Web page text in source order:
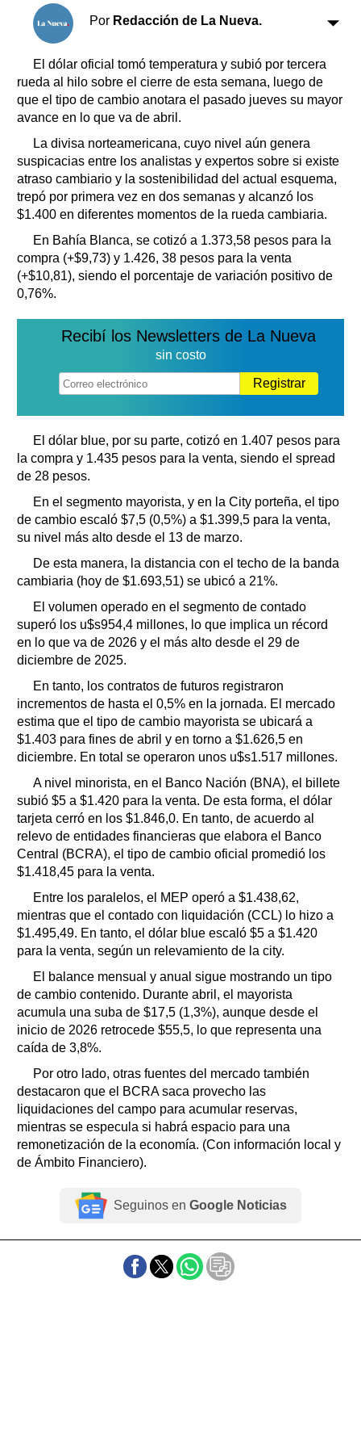
Clasificados
Horóscopo
Servicios
Farmacias
Transportes
Loterías
Datos Útiles
Fúnebres
Edictos
Teléfonos de urgencia
Por Redacción de La Nueva.
El dólar oficial tomó temperatura y subió por tercera
rueda al hilo sobre el cierre de esta semana, luego de
que el tipo de cambio anotara el pasado jueves su mayor
avance en lo que va de abril.
La divisa norteamericana, cuyo nivel aún genera
suspicacias entre los analistas y expertos sobre si existe
atraso cambiario y la sostenibilidad del actual esquema,
trepó por primera vez en dos semanas y alcanzó los
$1.400 en diferentes momentos de la rueda cambiaria.
En Bahía Blanca, se cotizó a 1.373,58 pesos para la
compra (+$9,73) y 1.426, 38 pesos para la venta
(+$10,81), siendo el porcentaje de variación positivo de
0,76%.
Recibí los Newsletters de La Nueva
sin costo
Registrar
El dólar blue, por su parte, cotizó en 1.407 pesos para
la compra y 1.435 pesos para la venta, siendo el spread
de 28 pesos.
En el segmento mayorista, y en la City porteña, el tipo
de cambio escaló $7,5 (0,5%) a $1.399,5 para la venta,
su nivel más alto desde el 13 de marzo.
De esta manera, la distancia con el techo de la banda
cambiaria (hoy de $1.693,51) se ubicó a 21%.
El volumen operado en el segmento de contado
superó los u$s954,4 millones, lo que implica un récord
en lo que va de 2026 y el más alto desde el 29 de
diciembre de 2025.
En tanto, los contratos de futuros registraron
incrementos de hasta el 0,5% en la jornada. El mercado
estima que el tipo de cambio mayorista se ubicará a
$1.403 para fines de abril y en torno a $1.626,5 en
diciembre. En total se operaron unos u$s1.517 millones.
A nivel minorista, en el Banco Nación (BNA), el billete
subió $5 a $1.420 para la venta. De esta forma, el dólar
tarjeta cerró en los $1.846,0. En tanto, de acuerdo al
relevo de entidades financieras que elabora el Banco
Central (BCRA), el tipo de cambio oficial promedió los
$1.418,45 para la venta.
Entre los paralelos, el MEP operó a $1.438,62,
mientras que el contado con liquidación (CCL) lo hizo a
$1.495,49. En tanto, el dólar blue escaló $5 a $1.420
para la venta, según un relevamiento de la city.
El balance mensual y anual sigue mostrando un tipo
de cambio contenido. Durante abril, el mayorista
acumula una suba de $17,5 (1,3%), aunque desde el
inicio de 2026 retrocede $55,5, lo que representa una
caída de 3,8%.
Por otro lado, otras fuentes del mercado también
destacaron que el BCRA saca provecho las
liquidaciones del campo para acumular reservas,
mientras se especula si habrá espacio para una
remonetización de la economía. (Con información local y
de Ámbito Financiero).
Seguinos en Google Noticias